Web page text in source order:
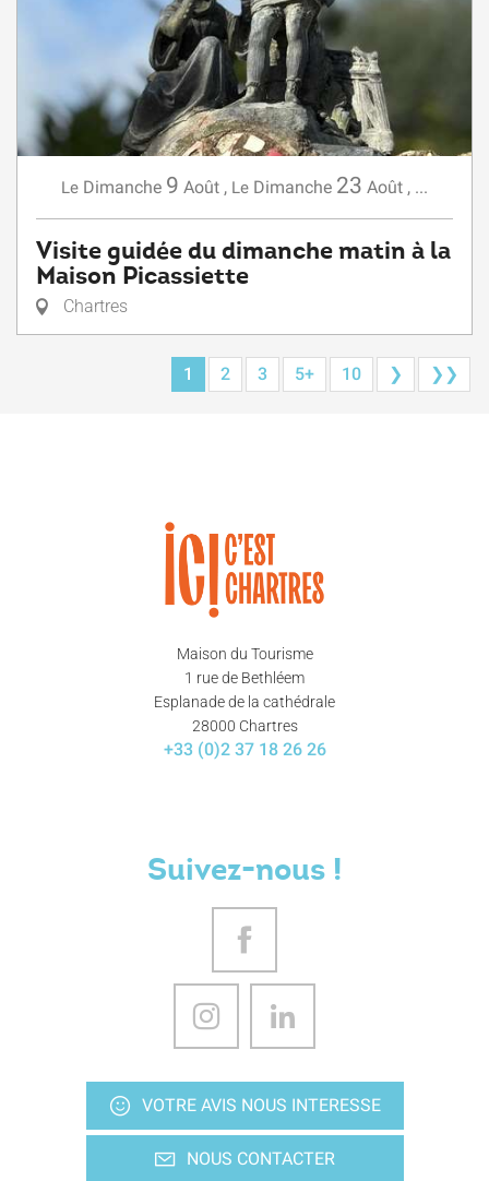
Le Dimanche 9 Août , Le Dimanche 23 Août , ...
Visite guidée du dimanche matin à la
Maison Picassiette
Chartres
1 2 3 5+ 10 ❯ ❯❯
Maison du Tourisme
1 rue de Bethléem
Esplanade de la cathédrale
28000 Chartres
+33 (0)2 37 18 26 26
Suivez-nous !
VOTRE AVIS NOUS INTERESSE
NOUS CONTACTER